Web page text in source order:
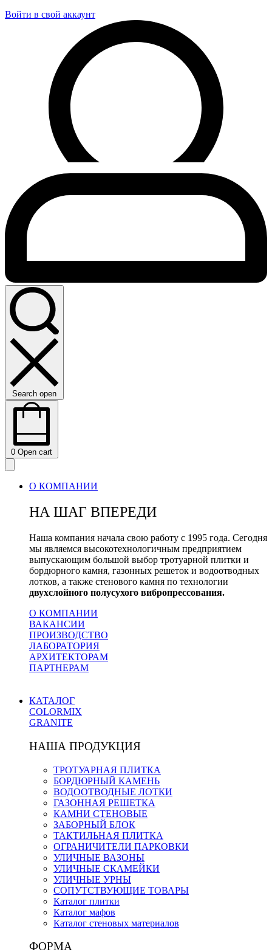
Войти в свой аккаунт
Search open
0 Open cart
О КОМПАНИИ
НА ШАГ ВПЕРЕДИ
Наша компания начала свою работу с 1995 года. Сегодня
мы являемся высокотехнологичным предприятием
выпускающим большой выбор тротуарной плитки и
бордюрного камня, газонных решеток и водоотводных
лотков, а также стенового камня по технологии
двухслойного полусухого вибропрессования.
О КОМПАНИИ
ВАКАНСИИ
ПРОИЗВОДСТВО
ЛАБОРАТОРИЯ
АРХИТЕКТОРАМ
ПАРТНЕРАМ
КАТАЛОГ
COLORMIX
GRANITE
НАША ПРОДУКЦИЯ
ТРОТУАРНАЯ ПЛИТКА
БОРДЮРНЫЙ КАМЕНЬ
ВОДООТВОДНЫЕ ЛОТКИ
ГАЗОННАЯ РЕШЕТКА
КАМНИ СТЕНОВЫЕ
ЗАБОРНЫЙ БЛОК
ТАКТИЛЬНАЯ ПЛИТКА
ОГРАНИЧИТЕЛИ ПАРКОВКИ
УЛИЧНЫЕ ВАЗОНЫ
УЛИЧНЫЕ СКАМЕЙКИ
УЛИЧНЫЕ УРНЫ
СОПУТСТВУЮЩИЕ ТОВАРЫ
Каталог плитки
Каталог мафов
Каталог стеновых материалов
ФОРМА